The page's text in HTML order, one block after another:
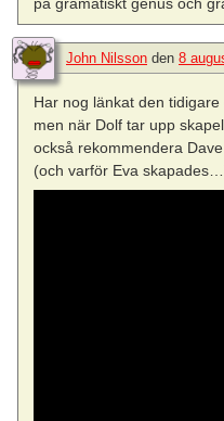
på gramatiskt genus och
John Nilsson den 8
Har nog länkat den
men när Dolf tar upp
också rekommendera
(och varför Eva